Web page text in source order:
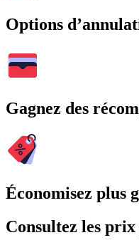
Options
Gagnez des
Économisez plus
Consultez les prix